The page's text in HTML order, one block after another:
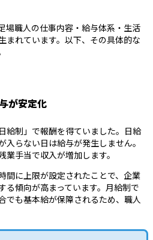
場職人の仕事内容・給与体系・生活
まれています。以下、その具体的な
が安定化
給制」で報酬を得ていました。日給
らない日は給与が発生しません。
手当で収入が増加します。
間に上限が設定されたことで、企業
る傾向が高まっています。月給制で
でも基本給が保障されるため、職人